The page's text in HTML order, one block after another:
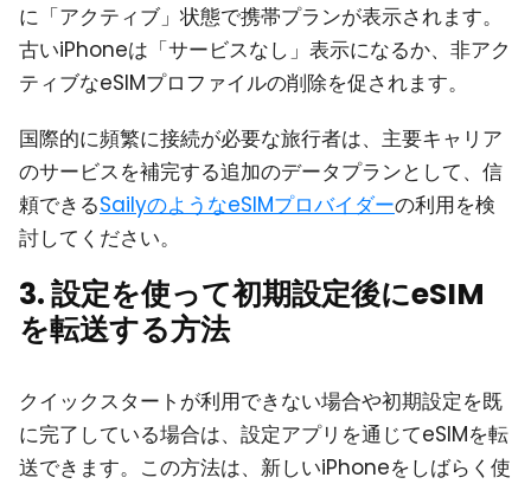
に「アクティブ」状態で携帯プランが表示されます。
古いiPhoneは「サービスなし」表示になるか、非アク
ティブなeSIMプロファイルの削除を促されます。
国際的に頻繁に接続が必要な旅行者は、主要キャリア
のサービスを補完する追加のデータプランとして、信
頼できるSailyのようなeSIMプロバイダーの利用を検
討してください。
3. 設定を使って初期設定後にeSIM
を転送する方法
クイックスタートが利用できない場合や初期設定を既
に完了している場合は、設定アプリを通じてeSIMを転
送できます。この方法は、新しいiPhoneをしばらく使